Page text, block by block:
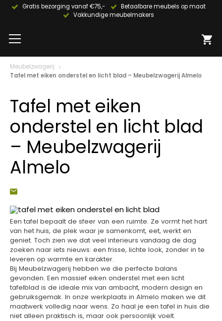
Gratis bezorging vanaf €75,-
Betaalbare meubels op maat
Vakkundige meubelmakers
Meubelzwagerij
Tafel met eiken onderstel en licht blad – Meubelzwagerij Almelo
Tafel met eiken
onderstel en licht blad
– Meubelzwagerij
Almelo
Een tafel bepaalt de sfeer van een ruimte. Ze vormt het hart
van het huis, de plek waar je samenkomt, eet, werkt en
geniet. Toch zien we dat veel interieurs vandaag de dag
zoeken naar iets nieuws: een frisse, lichte look, zonder in te
leveren op warmte en karakter.
Bij Meubelzwagerij hebben we die perfecte balans
gevonden. Een massief eiken onderstel met een licht
tafelblad is de ideale mix van ambacht, modern design en
gebruiksgemak. In onze werkplaats in Almelo maken we dit
maatwerk volledig naar wens. Zo haal je een tafel in huis die
niet alleen praktisch is, maar ook persoonlijk voelt.